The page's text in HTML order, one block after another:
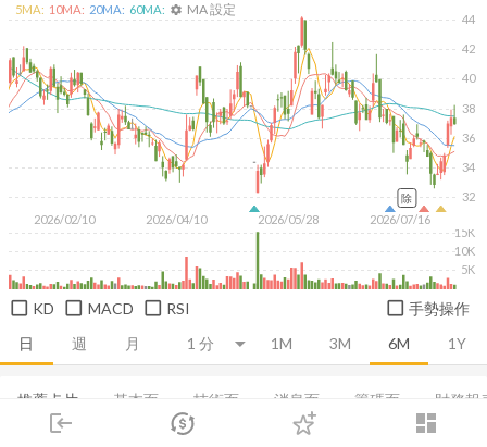
login dashboard
市場 登入
日 週 月 1M 3M 6M 1Y
2026/02/10 2026/04/10 2026/05/28 2026/07/16
32
34
36
38
40
42
44
5K
10K
15K
5MA: 10MA: 20MA: 60MA: settings MA 設定
除
KD MACD RSI 手勢操作
推薦卡片 基本面 技術面 消息面 籌碼面 財務報